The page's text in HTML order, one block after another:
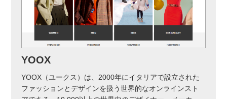
YOOX
YOOX（ユークス）は、2000年にイタリアで設立された
ファッションとデザインを扱う世界的なオンラインスト